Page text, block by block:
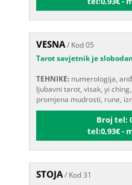
VESNA/ Kod 05
Tarot savjetnik je slobodan
ljubavni tarot, visak, yi
promjena mudrosti, rune,
Broj tel:
tel:0,93€ -
STOJA/ Kod 31
Tarot savjetnik je slobodan